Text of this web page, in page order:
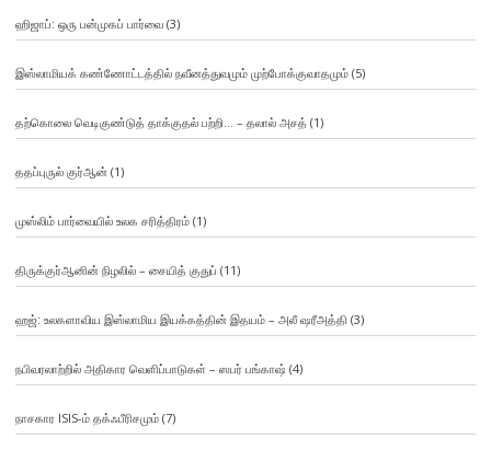
ஹிஜாப்: ஒரு பன்முகப் பார்வை(3)
இஸ்லாமியக் கண்ணோட்டத்தில் நவீனத்துவமும் முற்போக்குவாதமும்(5)
தற்கொலை வெடிகுண்டுத் தாக்குதல் பற்றி… – தலால் அசத் (1)
ததப்புருல் குர்ஆன் (1)
முஸ்லிம் பார்வையில் உலக சரித்திரம்(1)
திருக்குர்ஆனின் நிழலில் – சையித் குதுப் (11)
ஹஜ்: உலகளாவிய இஸ்லாமிய இயக்கத்தின் இதயம் – அலீ ஷரீஅத்தி (3)
நபிவரலாற்றில் அதிகார வெளிப்பாடுகள் – ஸபர் பங்காஷ் (4)
நாசகார ISIS-ம் தக்ஃபீரிசமும்(7)